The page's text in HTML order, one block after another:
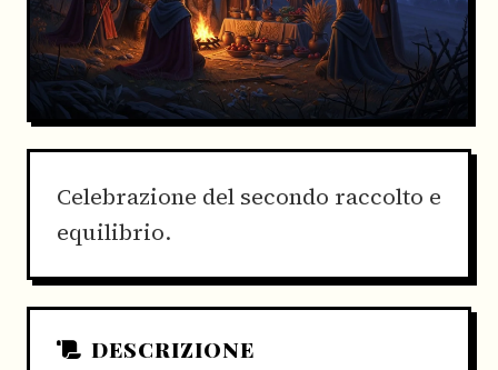
Celebrazione del secondo raccolto e
equilibrio.
DESCRIZIONE